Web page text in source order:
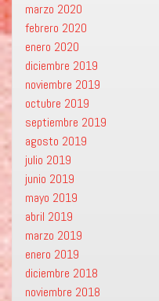
marzo 2020
febrero 2020
enero 2020
diciembre 2019
noviembre 2019
octubre 2019
septiembre 2019
agosto 2019
julio 2019
junio 2019
mayo 2019
abril 2019
marzo 2019
enero 2019
diciembre 2018
noviembre 2018